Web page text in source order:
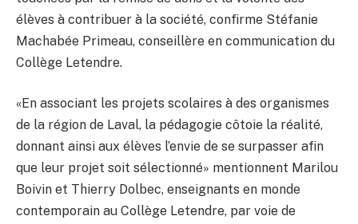
élèves à contribuer à la société, confirme Stéfanie
Machabée Primeau, conseillère en communication du
Collège Letendre.
«En associant les projets scolaires à des organismes
de la région de Laval, la pédagogie côtoie la réalité,
donnant ainsi aux élèves l’envie de se surpasser afin
que leur projet soit sélectionné» mentionnent Marilou
Boivin et Thierry Dolbec, enseignants en monde
contemporain au Collège Letendre, par voie de